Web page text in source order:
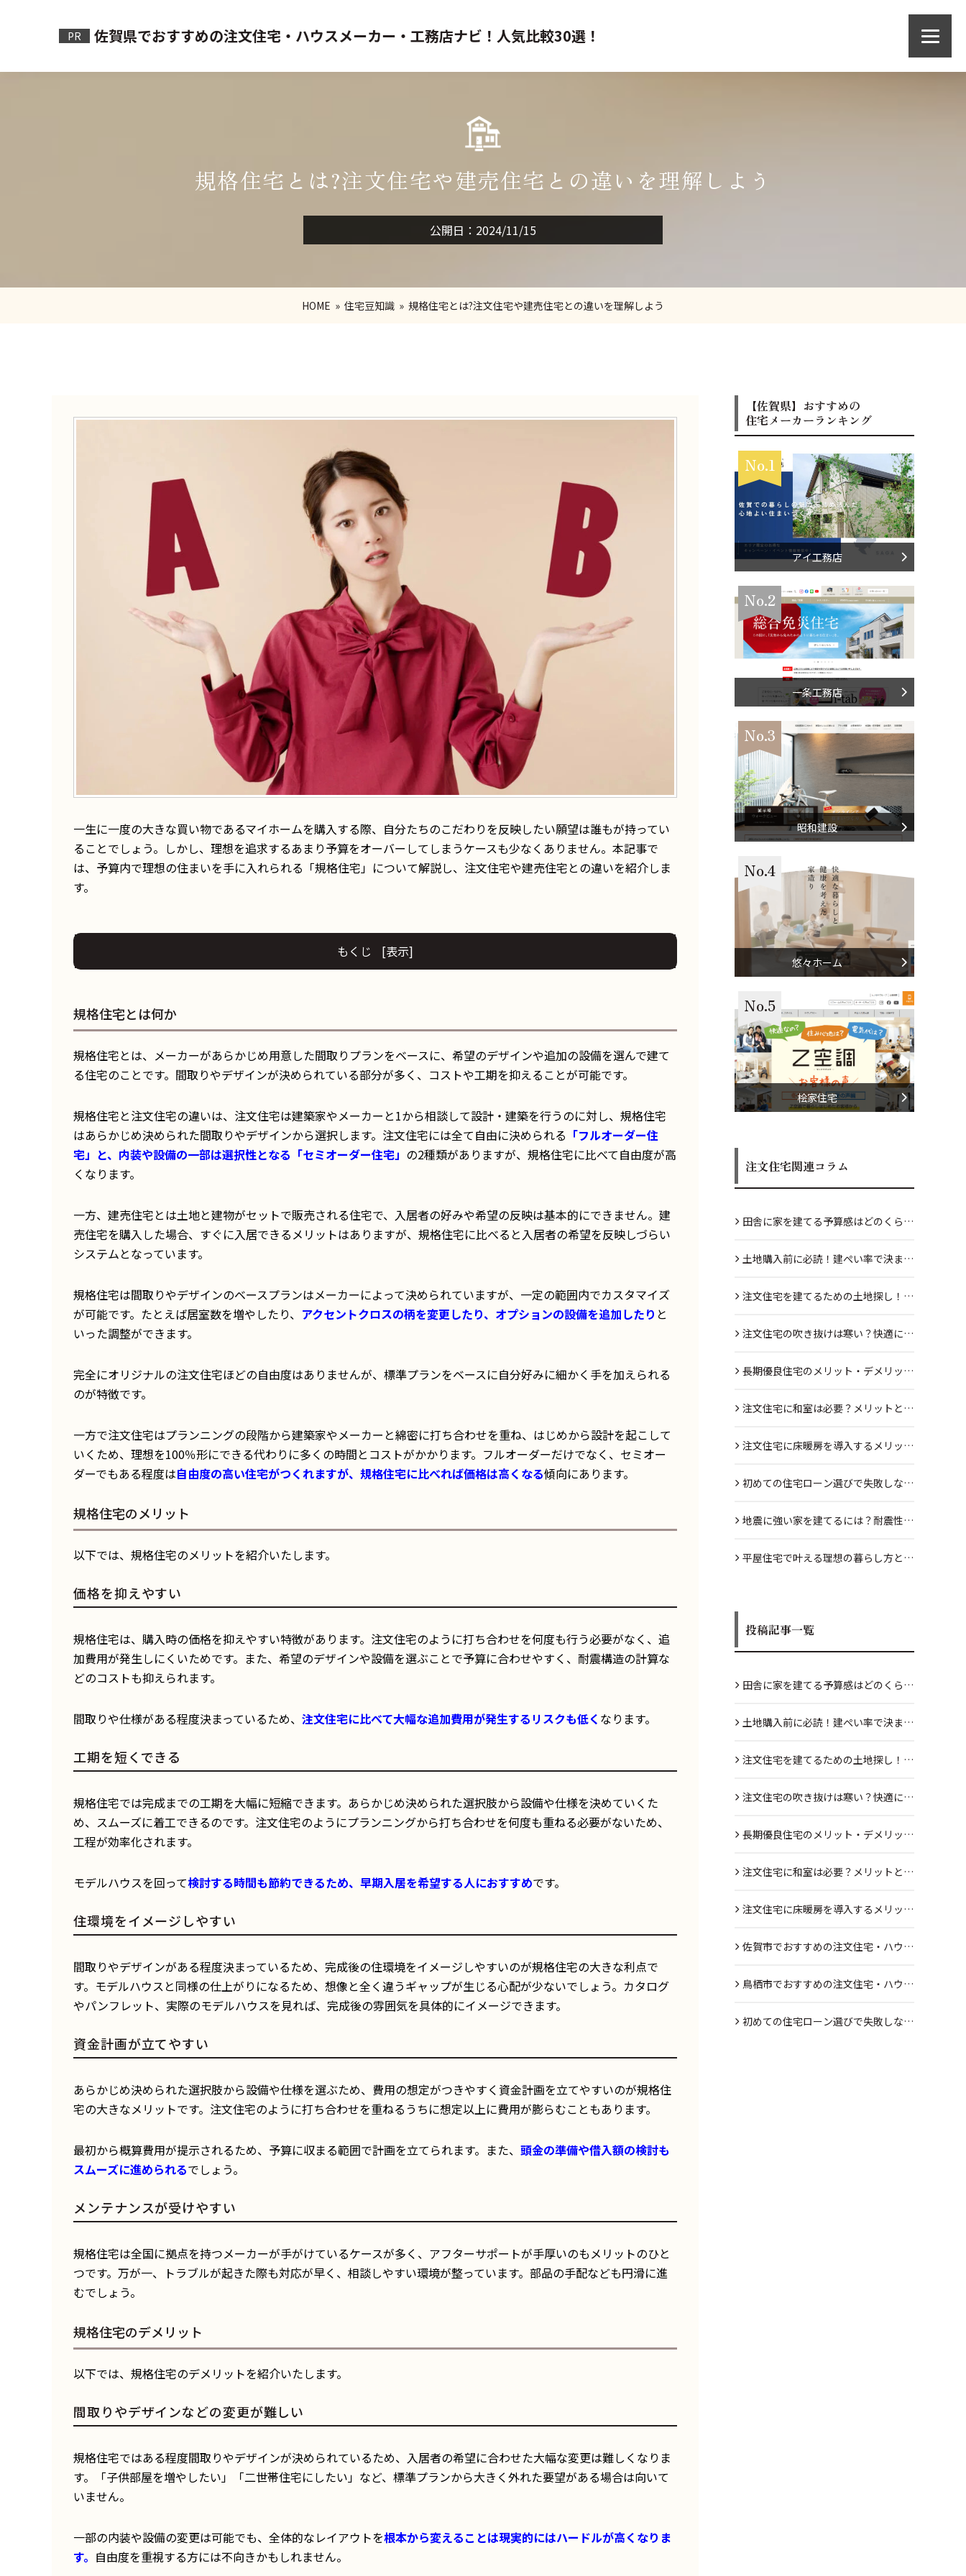
PR 佐賀県でおすすめの注文住宅・ハウスメーカー・工務店ナビ！人気比較30選！
規格住宅とは?注文住宅や建売住宅との違いを理解しよう
公開日：2024/11/15
HOME » 住宅豆知識 » 規格住宅とは?注文住宅や建売住宅との違いを理解しよう
一生に一度の大きな買い物であるマイホームを購入する際、自分たちのこだわりを反映したい願望は誰もが持ってい
ることでしょう。しかし、理想を追求するあまり予算をオーバーしてしまうケースも少なくありません。本記事で
は、予算内で理想の住まいを手に入れられる「規格住宅」について解説し、注文住宅や建売住宅との違いを紹介しま
す。
もくじ [表示]
規格住宅とは何か
規格住宅とは、メーカーがあらかじめ用意した間取りプランをベースに、希望のデザインや追加の設備を選んで建て
る住宅のことです。間取りやデザインが決められている部分が多く、コストや工期を抑えることが可能です。
規格住宅と注文住宅の違いは、注文住宅は建築家やメーカーと1から相談して設計・建築を行うのに対し、規格住宅
はあらかじめ決められた間取りやデザインから選択します。注文住宅には全て自由に決められる 「フルオーダー住
宅」と、内装や設備の一部は選択性となる「セミオーダー住宅」 の2種類がありますが、規格住宅に比べて自由度が高
くなります。
一方、建売住宅とは土地と建物がセットで販売される住宅で、入居者の好みや希望の反映は基本的にできません。建
売住宅を購入した場合、すぐに入居できるメリットはありますが、規格住宅に比べると入居者の希望を反映しづらい
システムとなっています。
規格住宅は間取りやデザインのベースプランはメーカーによって決められていますが、一定の範囲内でカスタマイズ
が可能です。たとえば居室数を増やしたり、 アクセントクロスの柄を変更したり、オプションの設備を追加したり と
いった調整ができます。
完全にオリジナルの注文住宅ほどの自由度はありませんが、標準プランをベースに自分好みに細かく手を加えられる
のが特徴です。
一方で注文住宅はプランニングの段階から建築家やメーカーと綿密に打ち合わせを重ね、はじめから設計を起こして
いくため、理想を100％形にできる代わりに多くの時間とコストがかかります。フルオーダーだけでなく、セミオー
ダーでもある程度は自由度の高い住宅がつくれますが、規格住宅に比べれば価格は高くなる傾向にあります。
規格住宅のメリット
以下では、規格住宅のメリットを紹介いたします。
価格を抑えやすい
規格住宅は、購入時の価格を抑えやすい特徴があります。注文住宅のように打ち合わせを何度も行う必要がなく、追
加費用が発生しにくいためです。また、希望のデザインや設備を選ぶことで予算に合わせやすく、耐震構造の計算な
どのコストも抑えられます。
間取りや仕様がある程度決まっているため、 注文住宅に比べて大幅な追加費用が発生するリスクも低く なります。
工期を短くできる
規格住宅では完成までの工期を大幅に短縮できます。あらかじめ決められた選択肢から設備や仕様を決めていくた
め、スムーズに着工できるのです。注文住宅のようにプランニングから打ち合わせを何度も重ねる必要がないため、
工程が効率化されます。
モデルハウスを回って検討する時間も節約できるため、早期入居を希望する人におすすめです。
住環境をイメージしやすい
間取りやデザインがある程度決まっているため、完成後の住環境をイメージしやすいのが規格住宅の大きな利点で
す。モデルハウスと同様の仕上がりになるため、想像と全く違うギャップが生じる心配が少ないでしょう。カタログ
やパンフレット、実際のモデルハウスを見れば、完成後の雰囲気を具体的にイメージできます。
資金計画が立てやすい
あらかじめ決められた選択肢から設備や仕様を選ぶため、費用の想定がつきやすく資金計画を立てやすいのが規格住
宅の大きなメリットです。注文住宅のように打ち合わせを重ねるうちに想定以上に費用が膨らむこともあります。
最初から概算費用が提示されるため、予算に収まる範囲で計画を立てられます。また、 頭金の準備や借入額の検討も
スムーズに進められるでしょう。
メンテナンスが受けやすい
規格住宅は全国に拠点を持つメーカーが手がけているケースが多く、アフターサポートが手厚いのもメリットのひと
つです。万が一、トラブルが起きた際も対応が早く、相談しやすい環境が整っています。部品の手配なども円滑に進
むでしょう。
規格住宅のデメリット
以下では、規格住宅のデメリットを紹介いたします。
間取りやデザインなどの変更が難しい
規格住宅ではある程度間取りやデザインが決められているため、入居者の希望に合わせた大幅な変更は難しくなりま
す。「子供部屋を増やしたい」「二世帯住宅にしたい」など、標準プランから大きく外れた要望がある場合は向いて
いません。
一部の内装や設備の変更は可能でも、全体的なレイアウトを根本から変えることは現実的にはハードルが高くなりま
す。 自由度を重視する方には不向きかもしれません。
【佐賀県】おすすめの
住宅メーカーランキング
アイ工務店
No.1
一条工務店
No.2
昭和建設
No.3
悠々ホーム
No.4
桧家住宅
No.5
注文住宅関連コラム
田舎に家を建てる予算感はどのくら
い？リアルな目安を解説
土地購入前に必読！建ぺい率で決まる
注文住宅の大きさとは？
注文住宅を建てるための土地探し！理
想の土地を見つける方法とは
注文住宅の吹き抜けは寒い？快適に保
つための対策とは
長期優良住宅のメリット・デメリット
をわかりやすく解説
注文住宅に和室は必要？メリットとデ
メリットを紹介
注文住宅に床暖房を導入するメリッ
ト・デメリット
初めての住宅ローン選びで失敗しない
ための3つのポイント
地震に強い家を建てるには？耐震性能
を高める設計と工法
平屋住宅で叶える理想の暮らし方と
投稿記事一覧
田舎に家を建てる予算感はどのくら
い？リアルな目安を解説
土地購入前に必読！建ぺい率で決まる
注文住宅の大きさとは？
注文住宅を建てるための土地探し！理
想の土地を見つける方法とは
注文住宅の吹き抜けは寒い？快適に保
つための対策とは
長期優良住宅のメリット・デメリット
をわかりやすく解説
注文住宅に和室は必要？メリットとデ
メリットを紹介
注文住宅に床暖房を導入するメリッ
ト・デメリット
佐賀市でおすすめの注文住宅・ハウス
メーカー3選
鳥栖市でおすすめの注文住宅・ハウス
メーカー3選
初めての住宅ローン選びで失敗しない